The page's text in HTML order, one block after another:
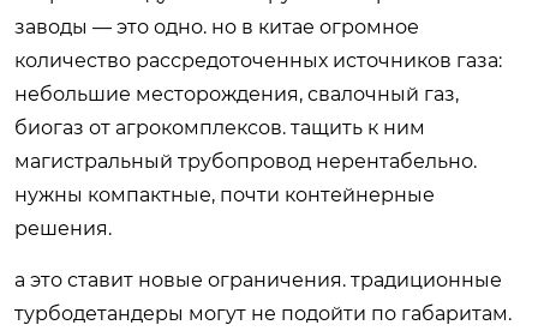
заводы — это одно. но в китае огромное
количество рассредоточенных источников газа:
небольшие месторождения, свалочный газ,
биогаз от агрокомплексов. тащить к ним
магистральный трубопровод нерентабельно.
нужны компактные, почти контейнерные
решения.
а это ставит новые ограничения. традиционные
турбодетандеры могут не подойти по габаритам.